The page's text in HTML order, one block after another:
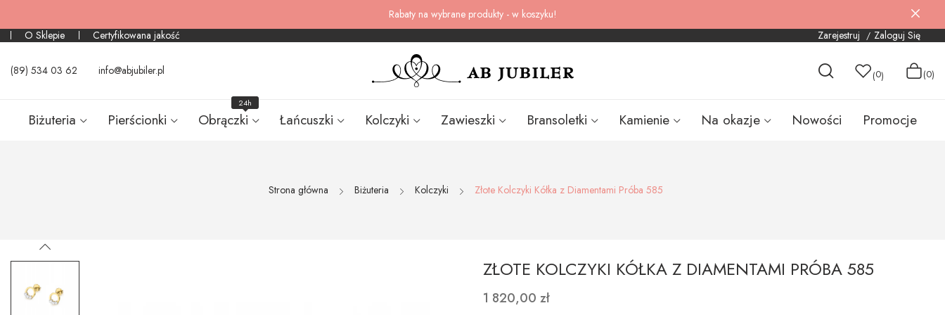
Rabaty na wybrane produkty - w koszyku!
O Sklepie
Certyfikowana jakość Zarejestruj Zaloguj Się
(89) 534 03 62 info@abjubiler.pl (0) (0)
Biżuteria Pierścionki Obrączki
24h
Łańcuszki Kolczyki Zawieszki Bransoletki Kamienie Na okazje Nowości Promocje
Strona główna Biżuteria Kolczyki Złote Kolczyki Kółka z Diamentami Próba 585
ZŁOTE KOLCZYKI KÓŁKA Z DIAMENTAMI PRÓBA 585
1 820,00 zł